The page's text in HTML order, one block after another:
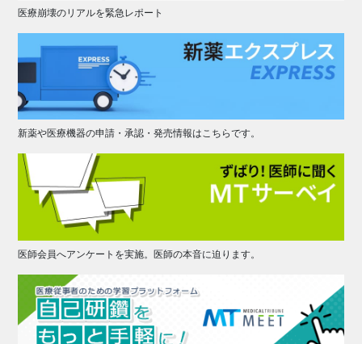
医療崩壊のリアルを緊急レポート
新薬や医療機器の申請・承認・発売情報はこちらです。
医師会員へアンケートを実施。医師の本音に迫ります。